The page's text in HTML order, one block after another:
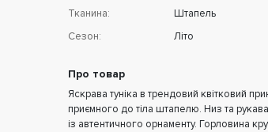
Тканина:
Штапель
Сезон:
Літо
Про товар
Яскрава туніка в трендовий квітковий
приємного до тіла штапелю. Низ та
із автентичного орнаменту. Горловина